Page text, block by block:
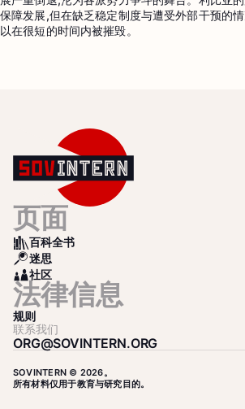
保障发展,但在缺乏稳定制度与遭受外部干预的
以在很短的时间内被摧毁。
页面
BOOKS
百科全书
SEARCH
迷思
COMMUNITY
社区
法律信息
规则
联系我们
ORG@SOVINTERN.ORG
SOVINTERN © 2026。
所有材料仅用于教育与研究目的。